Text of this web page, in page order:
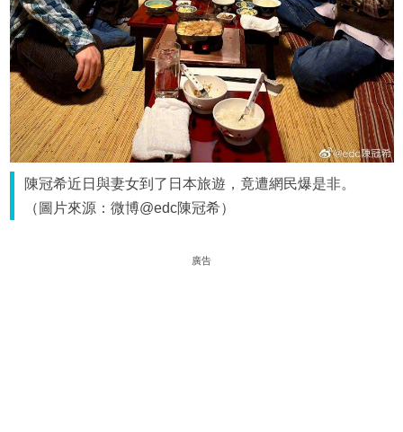
陳冠希近日與妻女到了日本旅遊，竟遭網民爆是非。
（圖片來源：微博@edc陳冠希）
廣告